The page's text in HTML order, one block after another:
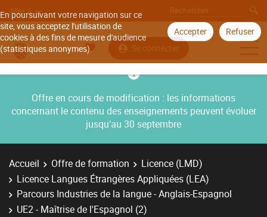
En poursuivant votre navigation sur ce
site, vous acceptez l'utilisation de
cookies à des fins de mesure d'audience
(statistiques anonymes).
Accepter Refuser
Aller à
Se connecter
Offre en cours de modification : les informations
concernant le contenu des enseignements peuvent évoluer
jusqu’au 30 septembre
Accueil Offre de formation
Licence (LMD)
Licence Langues Étrangères Appliquées (LEA)
Parcours Industries de la langue - Anglais-Espagnol
UE2 - Maîtrise de l'Espagnol (2)